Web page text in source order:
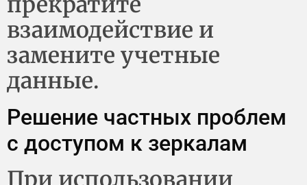
взаимодействие и
замените учетные
данные.
Решение частных проблем
с доступом к зеркалам
При использовании